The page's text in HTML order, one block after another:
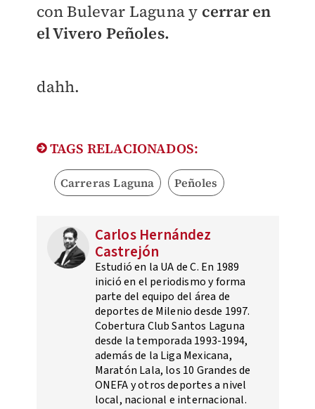
con Bulevar Laguna y cerrar en
el Vivero Peñoles.
dahh.
TAGS RELACIONADOS:
Carreras Laguna Peñoles
Carlos Hernández
Castrejón
Estudió en la UA de C. En 1989
inició en el periodismo y forma
parte del equipo del área de
deportes de Milenio desde 1997.
Cobertura Club Santos Laguna
desde la temporada 1993-1994,
además de la Liga Mexicana,
Maratón Lala, los 10 Grandes de
ONEFA y otros deportes a nivel
local, nacional e internacional.